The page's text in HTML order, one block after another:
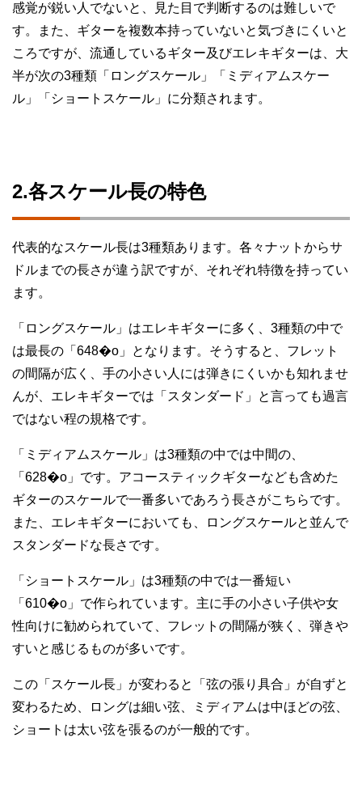
感覚が鋭い人でないと、見た目で判断するのは難しいで
す。また、ギターを複数本持っていないと気づきにくいと
ころですが、流通しているギター及びエレキギターは、大
半が次の3種類「ロングスケール」「ミディアムスケー
ル」「ショートスケール」に分類されます。
2.各スケール長の特色
代表的なスケール長は3種類あります。各々ナットからサ
ドルまでの長さが違う訳ですが、それぞれ特徴を持ってい
ます。
「ロングスケール」はエレキギターに多く、3種類の中で
は最長の「648�o」となります。そうすると、フレット
の間隔が広く、手の小さい人には弾きにくいかも知れませ
んが、エレキギターでは「スタンダード」と言っても過言
ではない程の規格です。
「ミディアムスケール」は3種類の中では中間の、
「628�o」です。アコースティックギターなども含めた
ギターのスケールで一番多いであろう長さがこちらです。
また、エレキギターにおいても、ロングスケールと並んで
スタンダードな長さです。
「ショートスケール」は3種類の中では一番短い
「610�o」で作られています。主に手の小さい子供や女
性向けに勧められていて、フレットの間隔が狭く、弾きや
すいと感じるものが多いです。
この「スケール長」が変わると「弦の張り具合」が自ずと
変わるため、ロングは細い弦、ミディアムは中ほどの弦、
ショートは太い弦を張るのが一般的です。